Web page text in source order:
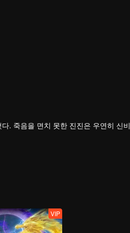
. 죽음을 면치 못한 진진은 우연히 신비
짊어지고, 다시 한번 무도길을 밟았
VIP